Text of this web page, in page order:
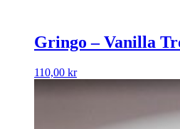
Gringo – Vanilla
110,00 kr